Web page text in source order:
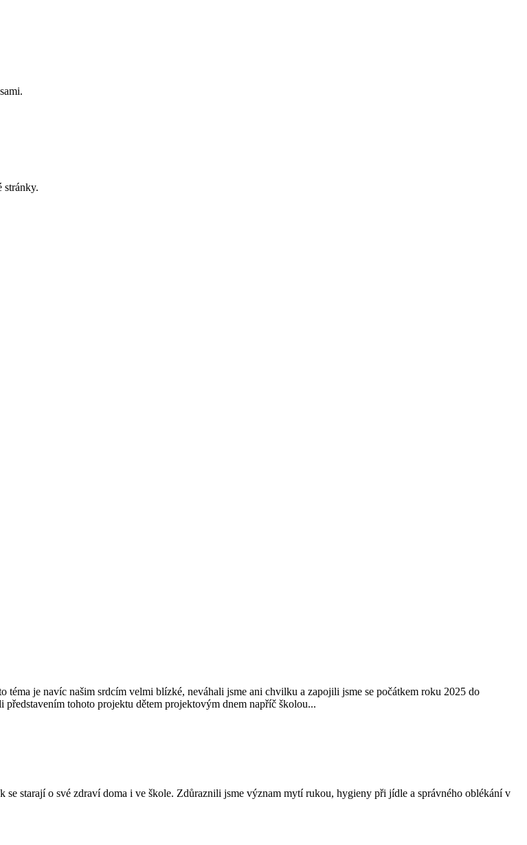
stránky.
je navíc našim srdcím velmi blízké, neváhali jsme ani chvilku a zapojili jsme se počátkem roku 2025 do
tohoto projektu dětem projektovým dnem napříč školou...
starají o své zdraví doma i ve škole. Zdůraznili jsme význam mytí rukou, hygieny při jídle a správného oblékání v